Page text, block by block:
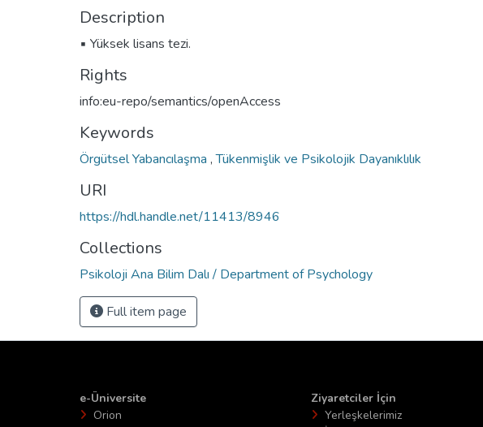
Description
▪ Yüksek lisans tezi.
Rights
info:eu-repo/semantics/openAccess
Keywords
Örgütsel Yabancılaşma ,Tükenmişlik ve Psikolojik Dayanıklılık
URI
https://hdl.handle.net/11413/8946
Collections
Psikoloji Ana Bilim Dalı / Department of Psychology
Full item page
e-Üniversite
Orion
Ziyaretciler İçin
Yerleşkelerimiz